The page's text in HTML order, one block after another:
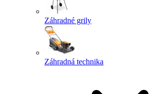
Záhradné grily
Záhradná technika